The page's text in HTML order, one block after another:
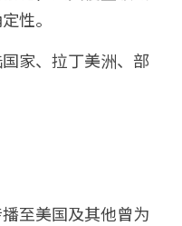
性。
家、拉丁美洲、部
至美国及其他曾为